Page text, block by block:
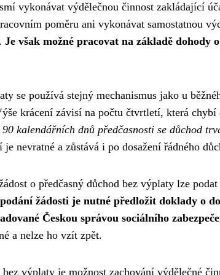
vykonávat výdělečnou činnost zakládající
poměru ani vykonávat samostatnou
Je však možné pracovat na základě dohody
se používá stejný mechanismus jako u
krácení závisí na počtu čtvrtletí, která chybí
kalendářních dnů předčasnosti se důchod
je nevratné a zůstává i po dosažení řádného
o předčasný důchod bez výplaty lze
žádosti je nutné předložit doklady o
Českou správou sociálního
a nelze ho vzít zpět.
výplaty je možnost zachování výdělečné